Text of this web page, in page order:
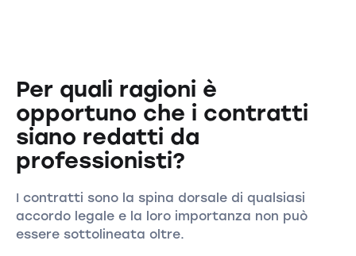
Per quali ragioni è
opportuno che i contratti
siano redatti da
professionisti?
I contratti sono la spina dorsale di qualsiasi
accordo legale e la loro importanza non può
essere sottolineata oltre.